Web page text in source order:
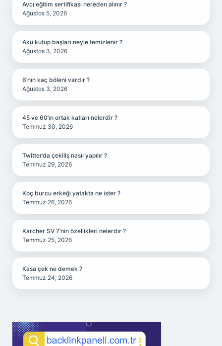
Avcı eğitim sertifikası nereden alınır ?
Ağustos 5, 2026
Akü kutup başları neyle temizlenir ?
Ağustos 3, 2026
6’nın kaç böleni vardır ?
Ağustos 3, 2026
45 ve 60’ın ortak katları nelerdir ?
Temmuz 30, 2026
Twitter’da çekiliş nasıl yapılır ?
Temmuz 29, 2026
Koç burcu erkeği yatakta ne ister ?
Temmuz 26, 2026
Karcher SV 7’nin özellikleri nelerdir ?
Temmuz 25, 2026
Kasa çek ne demek ?
Temmuz 24, 2026